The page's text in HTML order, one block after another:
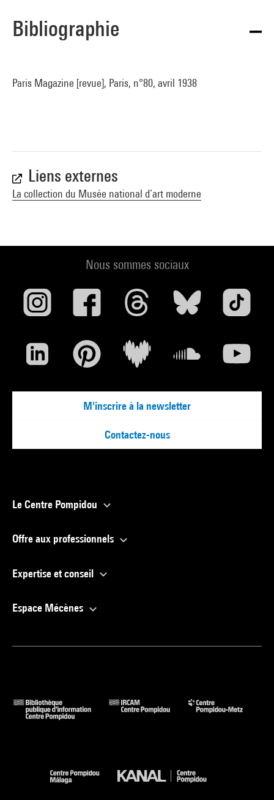
Bibliographie
Paris Magazine [revue], Paris, n°80, avril 1938
Liens externes
La collection du Musée national d’art moderne
Nous sommes sociaux
M'inscrire à la newsletter
Contactez-nous
Le Centre Pompidou
Offre aux professionnels
Expertise et conseil
Espace Mécènes